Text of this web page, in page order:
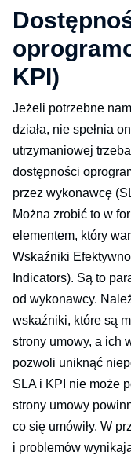
KPI)
Jeżeli potrzebne
działa, nie spełnia
utrzymaniowej
dostępności
przez wykonawcę
Można zrobić to w
elementem, który
Wskaźniki
Indicators). Są to
od wykonawcy.
wskaźniki, które są
strony umowy, a ich
pozwoli uniknąć
SLA i KPI nie może
strony umowy
co się umówiły. W
i problemów